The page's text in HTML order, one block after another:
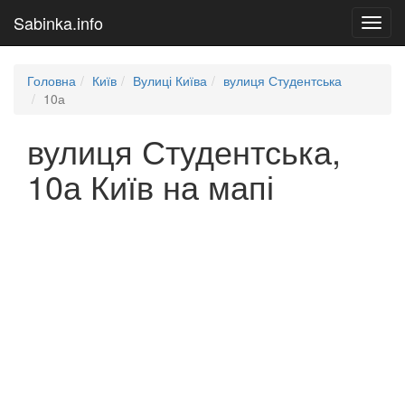
Sabinka.info
Головна Київ Вулиці Київа
вулиця Студентська
10а
вулиця Студентська,
10а Київ на мапі